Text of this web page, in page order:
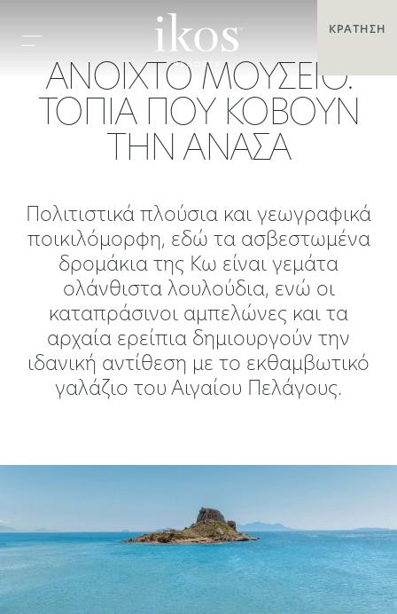
ΚΡΆΤΗΣΗ
ΑΝΟΙΧΤΟ ΜΟΥΣΕΙΟ.
ΤΟΠΙΑ ΠΟΥ ΚΟΒΟΥΝ
ΤΗΝ ΑΝΑΣΑ
Πολιτιστικά πλούσια και γεωγραφικά
ποικιλόμορφη, εδώ τα ασβεστωμένα
δρομάκια της Κω είναι γεμάτα
ολάνθιστα λουλούδια, ενώ οι
καταπράσινοι αμπελώνες και τα
αρχαία ερείπια δημιουργούν την
ιδανική αντίθεση με το εκθαμβωτικό
γαλάζιο του Αιγαίου Πελάγους.